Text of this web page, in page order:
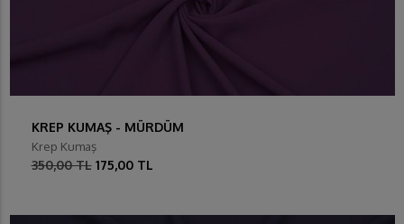
KREP KUMAŞ - MÜRDÜM
Krep Kumaş
350,00 TL 175,00 TL